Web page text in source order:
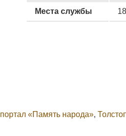
Места службы
портал «Память народа»,